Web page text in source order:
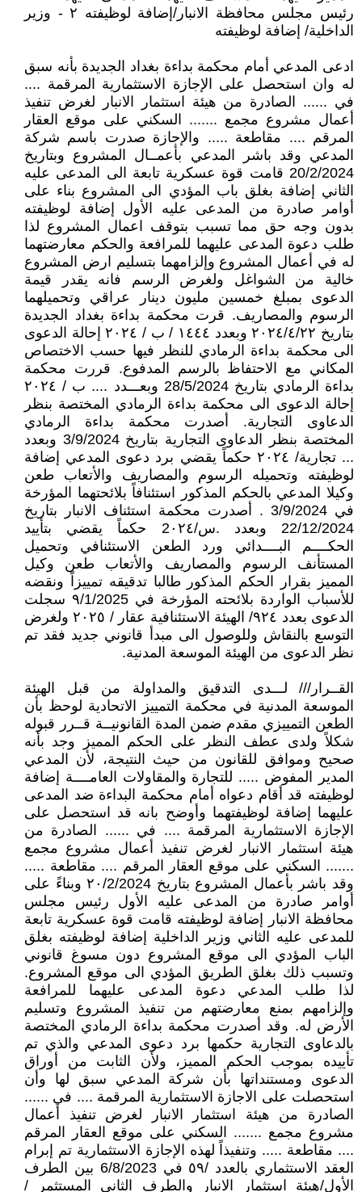
رئيس مجلس محافظة الانبار/إضافة لوظيفته ۲ - وزير
الداخلية/ إضافة لوظيفته
ادعى المدعي أمام محكمة بداءة بغداد الجديدة بأنه سبق
له وان استحصل على الإجازة الاستثمارية المرقمة ....
في ...... الصادرة من هيئة استثمار الانبار لغرض تنفيذ
أعمال مشروع مجمع ....... السكني على موقع العقار
المرقم .... مقاطعة ..... والإجازة صدرت باسم شركة
المدعي وقد باشر المدعي بأعمــال المشروع وبتاريخ
20/2/2024 قامت قوة عسكرية تابعة الى المدعى عليه
الثاني إضافة بغلق باب المؤدي الى المشروع بناء على
أوامر صادرة من المدعى عليه الأول إضافة لوظيفته
بدون وجه حق مما تسبب بتوقف اعمال المشروع لذا
طلب دعوة المدعى عليهما للمرافعة والحكم معارضتهما
له في أعمال المشروع وإلزامهما بتسليم ارض المشروع
خالية من الشواغل ولغرض الرسم فانه يقدر قيمة
الدعوى بمبلغ خمسين مليون دينار عراقي وتحميلهما
الرسوم والمصاريف. قرت محكمة بداءة بغداد الجديدة
بتاريخ ٢٠٢٤/٤/٢٢ وبعدد ١٤٤٤ / ب / ٢٠٢٤ إحالة الدعوى
الى محكمة بداءة الرمادي للنظر فيها حسب الاختصاص
المكاني مع الاحتفاظ بالرسم المدفوع. قررت محكمة
بداءة الرمادي بتاريخ 28/5/2024 وبعـــدد .... ب / ٢٠٢٤
إحالة الدعوى الى محكمة بداءة الرمادي المختصة بنظر
الدعاوى التجارية. أصدرت محكمة بداءة الرمادي
المختصة بنظر الدعاوى التجارية بتاريخ 3/9/2024 وبعدد
... تجارية/ ۲۰۲٤ حكماً يقضي برد دعوى المدعي إضافة
لوظيفته وتحميله الرسوم والمصاريف والأتعاب طعن
وكيلا المدعي بالحكم المذكور استئنافاً بلائحتهما المؤرخة
في 3/9/2024 . أصدرت محكمة استئناف الانبار بتاريخ
22/12/2024 وبعدد .س/2٠٢٤ حكماً يقضي بتأييد
الحكــــم البــــدائي ورد الطعن الاستئنافي وتحميل
المستأنف الرسوم والمصاريف والأتعاب طعن وكيل
المميز بقرار الحكم المذكور طالبا تدقيقه تمييزاً ونقضه
للأسباب الواردة بلائحته المؤرخة في ٩/1/2025 سجلت
الدعوى بعدد ٩٢٤/ الهيئة الاستئنافية عقار / ٢٠٢٥ ولغرض
التوسع بالنقاش وللوصول الى مبدأ قانوني جديد فقد تم
نظر الدعوى من الهيئة الموسعة المدنية.
القــرار/// لـــدى التدقيق والمداولة من قبل الهيئة
الموسعة المدنية في محكمة التمييز الاتحادية لوحظ بأن
الطعن التمييزي مقدم ضمن المدة القانونيــة قــرر قبوله
شكلاً ولدى عطف النظر على الحكم المميز وجد بأنه
صحيح وموافق للقانون من حيث النتيجة، لأن المدعي
المدير المفوض ..... للتجارة والمقاولات العامــــة إضافة
لوظيفته قد أقام دعواه أمام محكمة البداءة ضد المدعى
عليهما إضافة لوظيفتهما وأوضح بانه قد استحصل على
الإجازة الاستثمارية المرقمة .... في ...... الصادرة من
هيئة استثمار الانبار لغرض تنفيذ أعمال مشروع مجمع
....... السكني على موقع العقار المرقم .... مقاطعة .....
وقد باشر بأعمال المشروع بتاريخ ٢٠/2/2024 وبناءً على
أوامر صادرة من المدعى عليه الأول رئيس مجلس
محافظة الانبار إضافة لوظيفته قامت قوة عسكرية تابعة
للمدعى عليه الثاني وزير الداخلية إضافة لوظيفته بغلق
الباب المؤدي الى موقع المشروع دون مسوغ قانوني
وتسبب ذلك بغلق الطريق المؤدي الى موقع المشروع.
لذا طلب المدعي دعوة المدعى عليهما للمرافعة
وإلزامهم بمنع معارضتهم من تنفيذ المشروع وتسليم
الأرض له. وقد أصدرت محكمة بداءة الرمادي المختصة
بالدعاوى التجارية حكمها برد دعوى المدعي والذي تم
تأييده بموجب الحكم المميز، ولأن الثابت من أوراق
الدعوى ومستنداتها بأن شركة المدعي سبق لها وأن
استحصلت على الاجازة الاستثمارية المرقمة .... في ......
الصادرة من هيئة استثمار الانبار لغرض تنفيذ أعمال
مشروع مجمع ....... السكني على موقع العقار المرقم
.... مقاطعة ..... وتنفيذاً لهذه الإجازة الاستثمارية تم إبرام
العقد الاستثماري بالعدد /٥٩ في 6/8/2023 بين الطرف
الأول/هيئة استثمار الانبار والطرف الثاني المستثمر /